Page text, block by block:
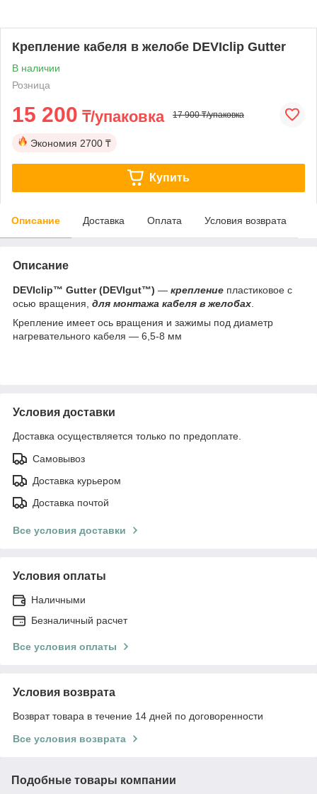
Крепление кабеля в желобе DEVIclip Gutter
В наличии
Розница
15 200 ₸/упаковка 17 900 ₸/упаковка
Экономия 2700 ₸
Купить
Описание Доставка Оплата Условия возврата
Описание
DEVIclip™ Gutter (DEVIgut™) — крепление пластиковое с
осью вращения, для монтажа кабеля в желобах
Крепление имеет ось вращения и зажимы под диаметр
нагревательного кабеля — 6,5-8 мм
Условия доставки
Доставка осуществляется только по предоплате.
Самовывоз
Доставка курьером
Доставка почтой
Все условия доставки
Условия оплаты
Наличными
Безналичный расчет
Все условия оплаты
Условия возврата
Возврат товара в течение 14 дней по договоренности
Все условия возврата
Подобные товары компании